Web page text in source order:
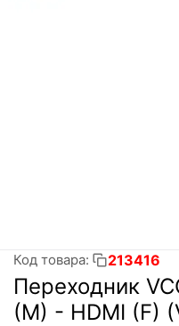
Код товара: 213416
Переходник
(M) - HDMI (F)